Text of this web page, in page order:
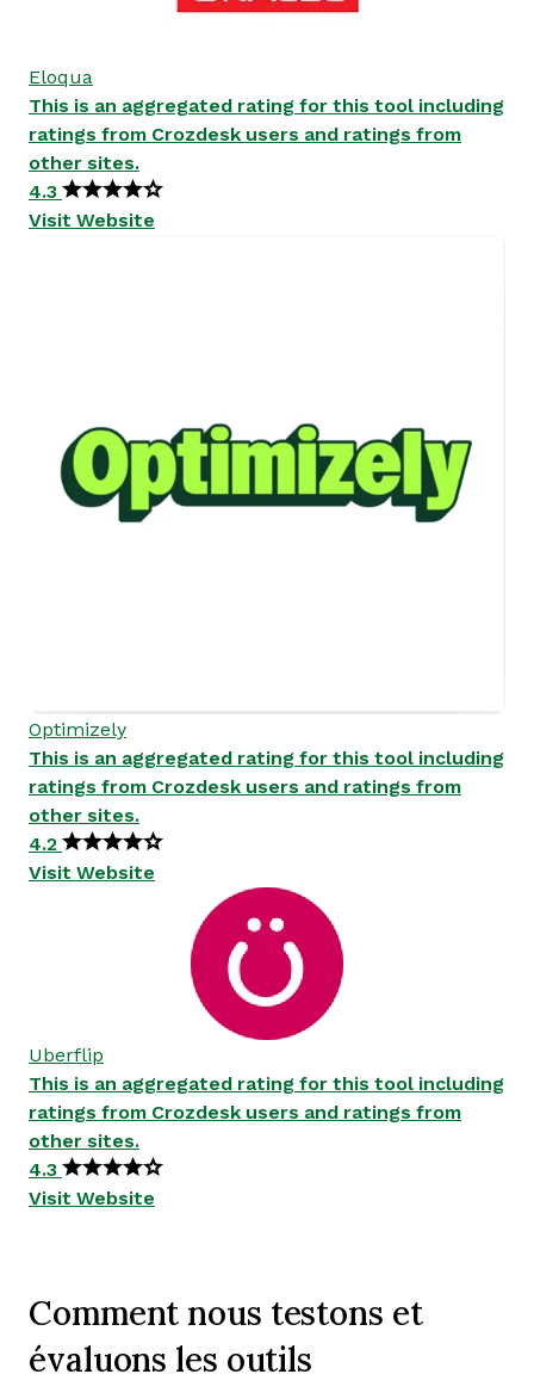
Eloqua
This is an aggregated rating for this tool including
ratings from Crozdesk users and ratings from
other sites.
4.3
Visit Website
Optimizely
This is an aggregated rating for this tool including
ratings from Crozdesk users and ratings from
other sites.
4.2
Visit Website
Uberflip
This is an aggregated rating for this tool including
ratings from Crozdesk users and ratings from
other sites.
4.3
Visit Website
Comment nous testons et
évaluons les outils